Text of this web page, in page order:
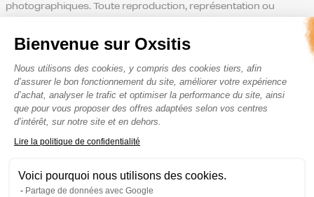
Bienvenue sur Oxsitis
Plateforme de Gestion du
Nous utilisons des cookies, y compris des cookies tiers, afin
d’assurer le bon fonctionnement du site, améliorer votre expérience
d’achat, analyser le trafic et optimiser la performance du site, ainsi
que pour vous proposer des offres adaptées selon vos centres
d’intérêt, sur notre site et en dehors.
Lire la politique de confidentialité
Voici pourquoi nous utilisons des cookies.
Partage de données avec Google
Axeptio consent
photographiques. Toute reproduction, représentation ou
sens de l’article L.335-2 et suivants du Code de Propriété
Intellectuelle. Les noms OXSITIS, les logos et les noms des
produits sont des marques appartenant à GROUPE
EUROSPORTS DIFFUSION. Toute reproduction des bases de
données utilisées par le site, que ce soit sous forme papier ou
électronique est interdite sans l’accord express de GROUPE
EUROSPORTS DIFFUSION. Toute utilisation des éléments du
présent site à des fins différentes de celles énumérées ci-